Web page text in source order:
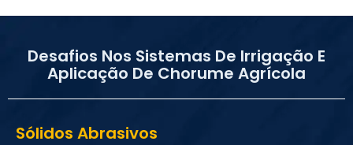
Desafios Nos Sistemas De Irrigação E
Aplicação De Chorume Agrícola
Sólidos Abrasivos